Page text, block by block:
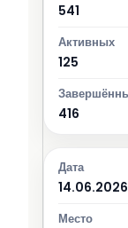
541
125
416
14.06.2026